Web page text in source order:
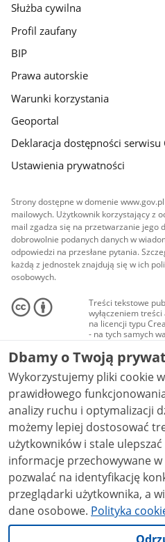
Służba cywilna
Profil zaufany
BIP
Prawa autorskie
Warunki korzystania
Geoportal
Deklaracja dostępności serwisu
Ustawienia prywatności
Strony dostępne w domenie
mailowych. Użytkownik korzystający z
mail zgadza się na przetwarzanie jego
dobrowolnie podanych danych w
odpowiedzi na przesłane pytania.
każdą z jednostek znajdują się w ich
osobowych.
Treści tekstowe
wyłączeniem
na licencji typu
- na tych samych
Materiały
audio i wideo, są
Creative
niekomercyjne -
NC-ND 4.0), o ile
Dbamy o Twoją
Wykorzystujemy pliki cookie
prawidłowego
analizy ruchu i optymalizacji
możemy lepiej dostosować
użytkowników i stale ulepszać nasze
informacje przechowywane
pozwalać na identyfikację
przeglądarki użytkownika, a
dane osobowe. Polityka